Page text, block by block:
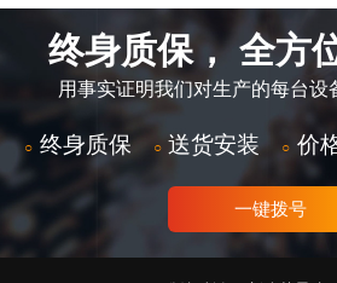
终身质保， 全方
用事实证明我们对生产的每台设
○ 终身质保 ○ 送货安装 ○ 价
一键拨号